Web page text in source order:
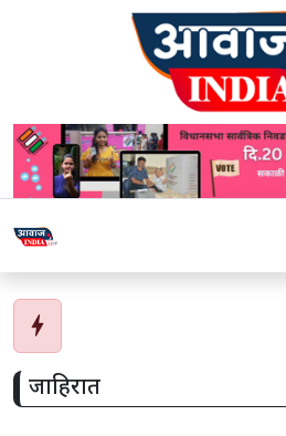
bolt
जाहिरात